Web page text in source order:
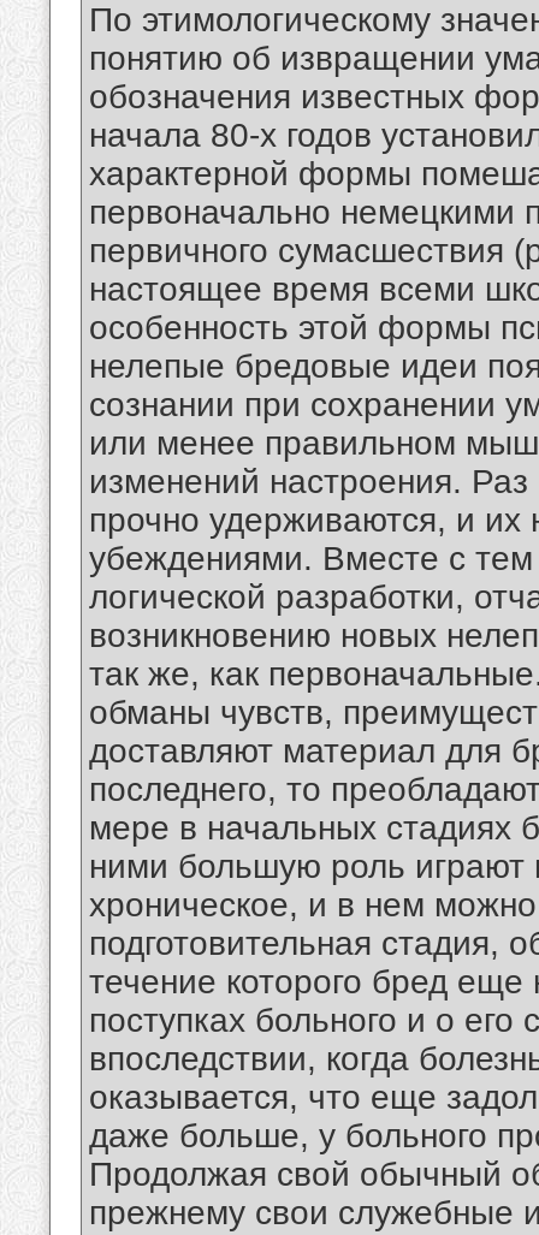
По этимологическому
понятию об извращении
обозначения известных
начала 80-х годов
характерной формы
первоначально немецкими
первичного сумасшествия
настоящее время всеми
особенность этой формы
нелепые бредовые идеи
сознании при сохранении
или менее правильном
изменений настроения.
прочно удерживаются, и их
убеждениями. Вместе с
логической разработки,
возникновению новых
так же, как
обманы чувств,
доставляют материал для
последнего, то
мере в начальных стадиях
ними большую роль играют
хроническое, и в нем
подготовительная стадия,
течение которого бред
поступках больного и о
впоследствии, когда
оказывается, что еще
даже больше, у больного
Продолжая свой обычный
прежнему свои служебные